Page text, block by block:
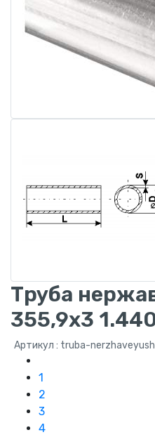
Труба
355,9x3
Артикул : truba-
1
2
3
4